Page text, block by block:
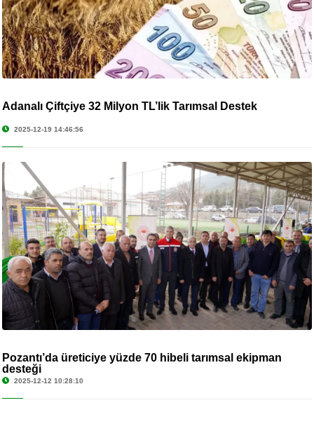
Adanalı Çiftçiye 32 Milyon TL’lik Tarımsal Destek
2025-12-19 14:46:56
Pozantı’da üreticiye yüzde 70 hibeli tarımsal ekipman
desteği
2025-12-12 10:28:10